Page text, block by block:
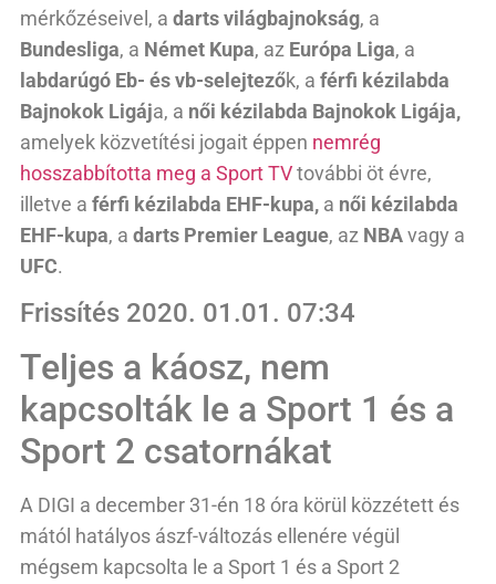
mérkőzéseivel, a darts világbajnokság, a
Bundesliga, a Német Kupa, az Európa Liga, a
labdarúgó Eb- és vb-selejtezők, a férfi kézilabda
Bajnokok Ligája, a női kézilabda Bajnokok Ligája,
amelyek közvetítési jogait éppen nemrég
hosszabbította meg a Sport TVtovábbi öt évre,
illetve a férfi kézilabda EHF-kupa, a női kézilabda
EHF-kupa, a darts Premier League, az NBAvagy a
UFC.
Frissítés 2020. 01.01. 07:34
Teljes a káosz, nem
kapcsolták le a Sport 1 és a
Sport 2 csatornákat
A DIGI a december 31-én 18 óra körül közzétett és
mától hatályos ászf-változás ellenére végül
mégsem kapcsolta le a Sport 1 és a Sport 2